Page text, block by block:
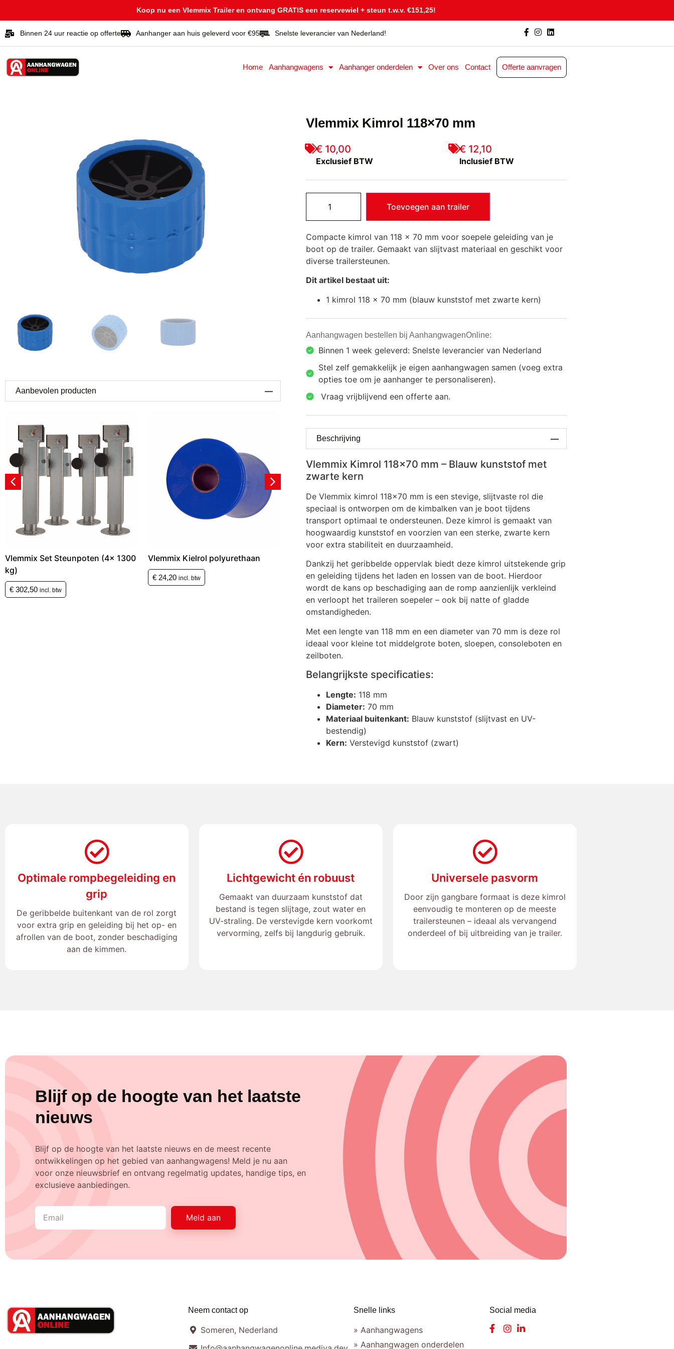
Koop nu een Vlemmix Trailer en ontvang GRATIS een reservewiel + steun t.w.v. €151,25!
Binnen 24 uur reactie op offerte Aanhanger aan huis geleverd voor €95 Snelste leverancier van Nederland!
Home Aanhangwagens Aanhanger onderdelen Over ons Contact Offerte aanvragen
Aanbevolen producten
Vlemmix Set Steunpoten (4x 1300
kg)
€ 302,50 incl. btw
Vlemmix Kielrol polyurethaan
€ 24,20 incl. btw
Set steunpoten Detachable Trailer
580,80 incl. btw
Kimrolsteun
€59,29 incl. btw
Vlemmix Kimrol 118×70 mm
€ 10,00
Exclusief BTW
€ 12,10
Inclusief BTW
Toevoegen aan trailer
Compacte kimrol van 118 x 70 mm voor soepele geleiding van je
boot op de trailer. Gemaakt van slijtvast materiaal en geschikt voor
diverse trailersteunen.
Dit artikel bestaat uit:
1 kimrol 118 x 70 mm (blauw kunststof met zwarte kern)
Aanhangwagen bestellen bij AanhangwagenOnline:
Binnen 1 week geleverd: Snelste leverancier van Nederland
Stel zelf gemakkelijk je eigen aanhangwagen samen (voeg extra
opties toe om je aanhanger te personaliseren).
⁠ ⁠Vraag vrijblijvend een offerte aan.
Beschrijving
Vlemmix Kimrol 118×70 mm – Blauw kunststof met
zwarte kern
De Vlemmix kimrol 118×70 mm is een stevige, slijtvaste rol die
speciaal is ontworpen om de kimbalken van je boot tijdens
transport optimaal te ondersteunen. Deze kimrol is gemaakt van
hoogwaardig kunststof en voorzien van een sterke, zwarte kern
voor extra stabiliteit en duurzaamheid.
Dankzij het geribbelde oppervlak biedt deze kimrol uitstekende grip
en geleiding tijdens het laden en lossen van de boot. Hierdoor
wordt de kans op beschadiging aan de romp aanzienlijk verkleind
en verloopt het traileren soepeler – ook bij natte of gladde
omstandigheden.
Met een lengte van 118 mm en een diameter van 70 mm is deze rol
ideaal voor kleine tot middelgrote boten, sloepen, consoleboten en
zeilboten.
Belangrijkste specificaties:
Lengte: 118 mm
Diameter: 70 mm
Materiaal buitenkant: Blauw kunststof (slijtvast en UV-
bestendig)
Kern: Verstevigd kunststof (zwart)
Optimale rompbegeleiding en
grip
De geribbelde buitenkant van de rol zorgt
voor extra grip en geleiding bij het op- en
afrollen van de boot, zonder beschadiging
aan de kimmen.
Lichtgewicht én robuust
Gemaakt van duurzaam kunststof dat
bestand is tegen slijtage, zout water en
UV-straling. De verstevigde kern voorkomt
vervorming, zelfs bij langdurig gebruik.
Universele pasvorm
Door zijn gangbare formaat is deze kimrol
eenvoudig te monteren op de meeste
trailersteunen – ideaal als vervangend
onderdeel of bij uitbreiding van je trailer.
Blijf op de hoogte van het laatste
nieuws
Blijf op de hoogte van het laatste nieuws en de meest recente
ontwikkelingen op het gebied van aanhangwagens! Meld je nu aan
voor onze nieuwsbrief en ontvang regelmatig updates, handige tips, en
exclusieve aanbiedingen.
Meld aan
Neem contact op
Someren, Nederland
Snelle links
» Aanhangwagens
» Aanhangwagen onderdelen
Social media